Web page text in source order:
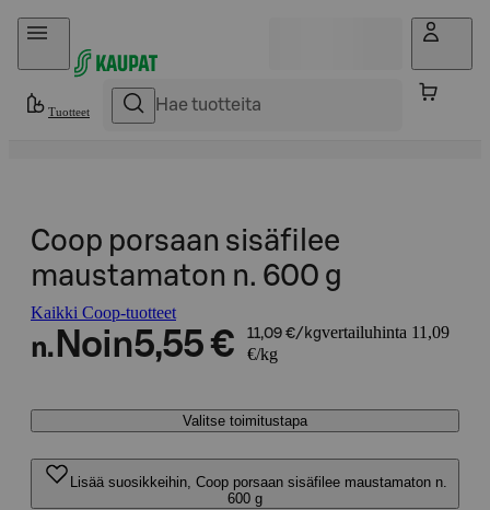
Hyppää sisältöön
Tuotteet
Coop porsaan sisäfilee
maustamaton n. 600 g
Kaikki Coop-tuotteet
n. Noin5,55 € 11,09 €/kgvertailuhinta 11,09
€/kg
Valitse toimitustapa
Lisää suosikkeihin, Coop porsaan sisäfilee maustamaton n.
600 g